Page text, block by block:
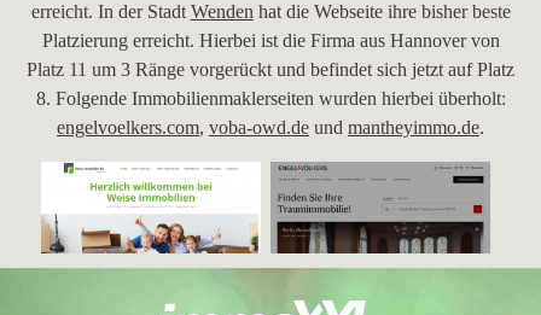
erreicht. In der Stadt Wenden hat die Webseite ihre bisher beste
Platzierung erreicht. Hierbei ist die Firma aus Hannover von
Platz 11 um 3 Ränge vorgerückt und befindet sich jetzt auf Platz
8. Folgende Immobilienmaklerseiten wurden hierbei überholt:
engelvoelkers.com, voba-owd.de und mantheyimmo.de.